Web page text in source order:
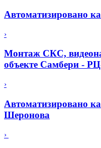
Автоматизировано
›
Монтаж СКС,
объекте Самбери -
›
Автоматизировано
Шеронова
›